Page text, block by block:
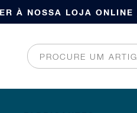
À NOSSA LOJA ONLINE